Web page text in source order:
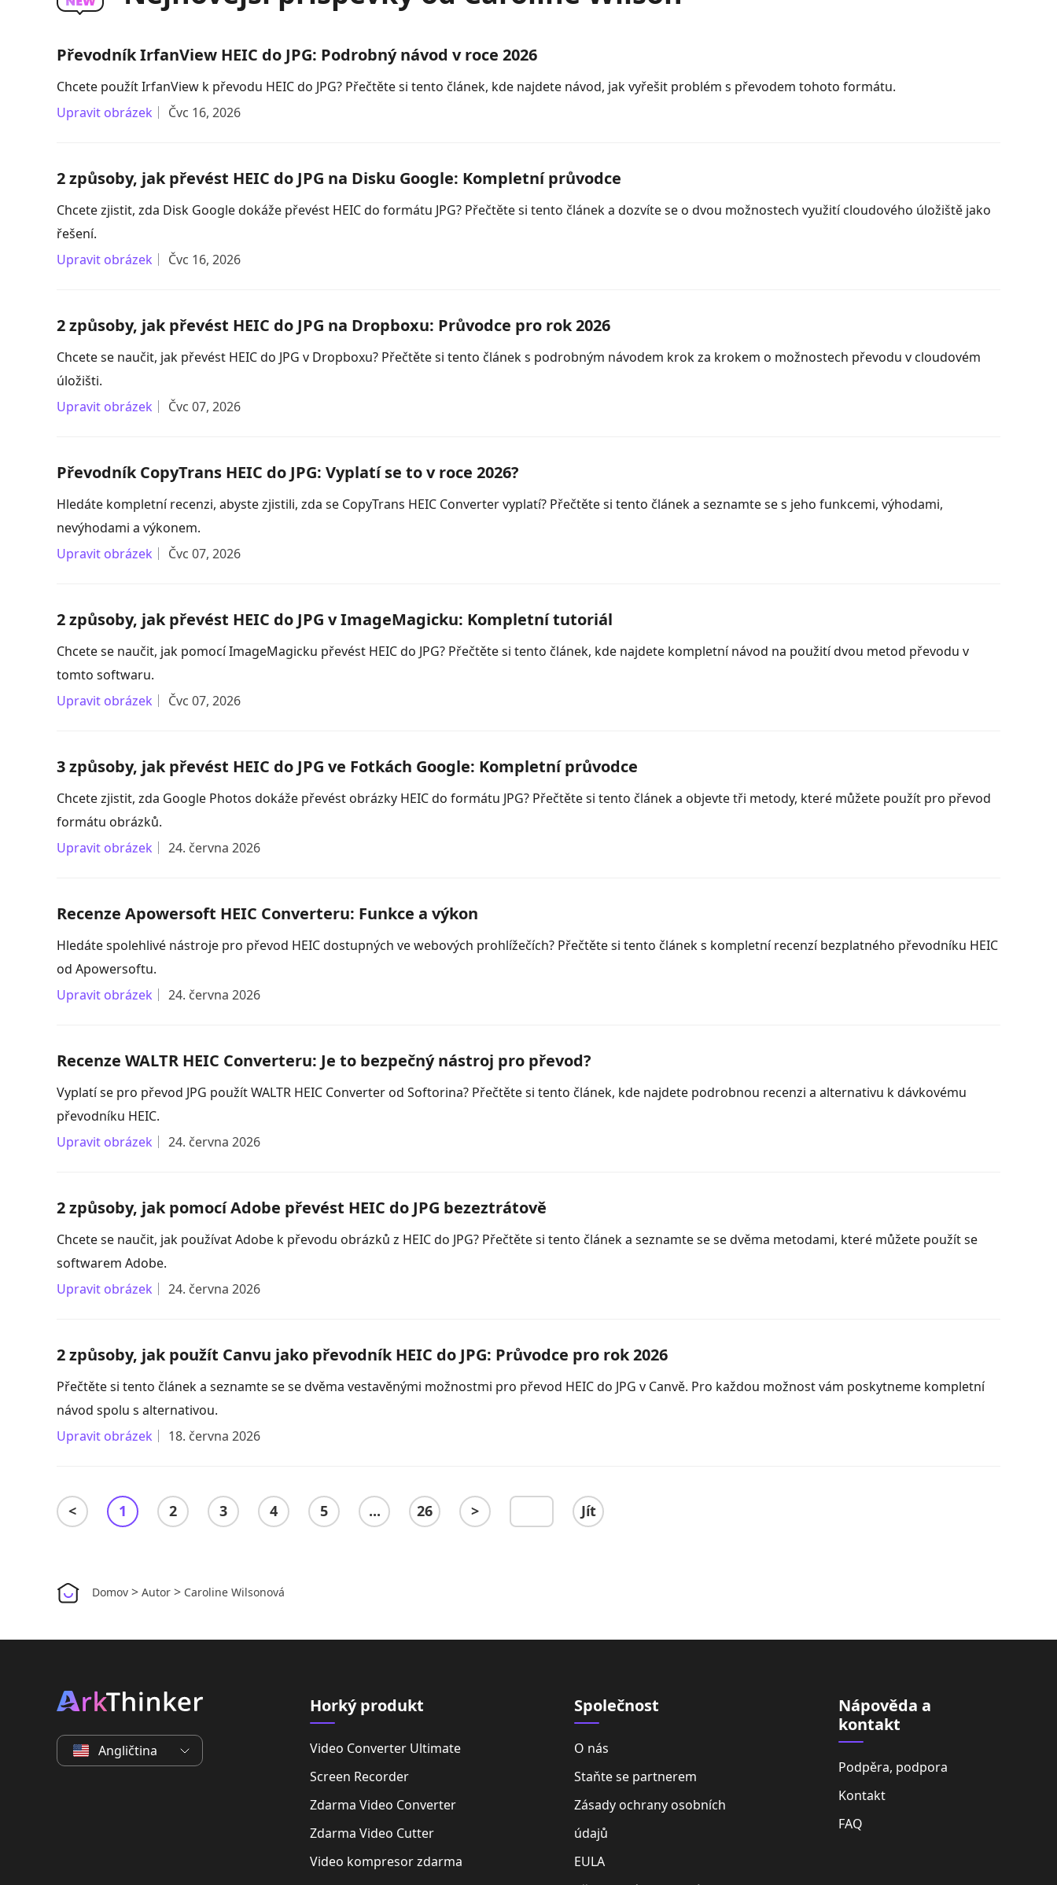
Převodník IrfanView HEIC do JPG: Podrobný návod v roce 2026
Chcete použít IrfanView k převodu HEIC do JPG? Přečtěte si tento článek, kde najdete návod, jak vyřešit problém s převodem tohoto formátu.
Upravit obrázek
Čvc 16, 2026
2 způsoby, jak převést HEIC do JPG na Disku Google: Kompletní průvodce
Chcete zjistit, zda Disk Google dokáže převést HEIC do formátu JPG? Přečtěte si tento článek a dozvíte se o dvou možnostech využití cloudového úložiště jako
řešení.
Upravit obrázek
Čvc 16, 2026
2 způsoby, jak převést HEIC do JPG na Dropboxu: Průvodce pro rok 2026
Chcete se naučit, jak převést HEIC do JPG v Dropboxu? Přečtěte si tento článek s podrobným návodem krok za krokem o možnostech převodu v cloudovém
úložišti.
Upravit obrázek
Čvc 07, 2026
Převodník CopyTrans HEIC do JPG: Vyplatí se to v roce 2026?
Hledáte kompletní recenzi, abyste zjistili, zda se CopyTrans HEIC Converter vyplatí? Přečtěte si tento článek a seznamte se s jeho funkcemi, výhodami,
nevýhodami a výkonem.
Upravit obrázek
Čvc 07, 2026
2 způsoby, jak převést HEIC do JPG v ImageMagicku: Kompletní tutoriál
Chcete se naučit, jak pomocí ImageMagicku převést HEIC do JPG? Přečtěte si tento článek, kde najdete kompletní návod na použití dvou metod převodu v
tomto softwaru.
Upravit obrázek
Čvc 07, 2026
3 způsoby, jak převést HEIC do JPG ve Fotkách Google: Kompletní průvodce
Chcete zjistit, zda Google Photos dokáže převést obrázky HEIC do formátu JPG? Přečtěte si tento článek a objevte tři metody, které můžete použít pro převod
formátu obrázků.
Upravit obrázek
24. června 2026
Recenze Apowersoft HEIC Converteru: Funkce a výkon
Hledáte spolehlivé nástroje pro převod HEIC dostupných ve webových prohlížečích? Přečtěte si tento článek s kompletní recenzí bezplatného převodníku HEIC
od Apowersoftu.
Upravit obrázek
24. června 2026
Recenze WALTR HEIC Converteru: Je to bezpečný nástroj pro převod?
Vyplatí se pro převod JPG použít WALTR HEIC Converter od Softorina? Přečtěte si tento článek, kde najdete podrobnou recenzi a alternativu k dávkovému
převodníku HEIC.
Upravit obrázek
24. června 2026
2 způsoby, jak pomocí Adobe převést HEIC do JPG bezeztrátově
Chcete se naučit, jak používat Adobe k převodu obrázků z HEIC do JPG? Přečtěte si tento článek a seznamte se se dvěma metodami, které můžete použít se
softwarem Adobe.
Upravit obrázek
24. června 2026
2 způsoby, jak použít Canvu jako převodník HEIC do JPG: Průvodce pro rok 2026
Přečtěte si tento článek a seznamte se se dvěma vestavěnými možnostmi pro převod HEIC do JPG v Canvě. Pro každou možnost vám poskytneme kompletní
návod spolu s alternativou.
Upravit obrázek
18. června 2026
< 1 2 3 4 5 ... 26 > Jít
Domov > Autor > Caroline Wilsonová
Angličtina
Horký produkt
Video Converter Ultimate
Screen Recorder
Zdarma Video Converter
Zdarma Video Cutter
Video kompresor zdarma
Společnost
O nás
Staňte se partnerem
Zásady ochrany osobních
údajů
EULA
Nápověda a
kontakt
Podpěra, podpora
Kontakt
FAQ